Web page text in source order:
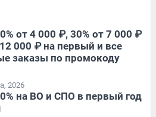
от 4 000 ₽, 30% от 7 000 ₽
000 ₽ на первый и все
заказы по промокоду
2026
на ВО и СПО в первый год